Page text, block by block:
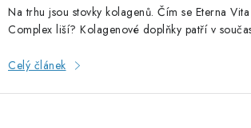
Na trhu jsou stovky kolagenů. Čím se Eterna
Complex liší? Kolagenové doplňky patří v
Celý článek